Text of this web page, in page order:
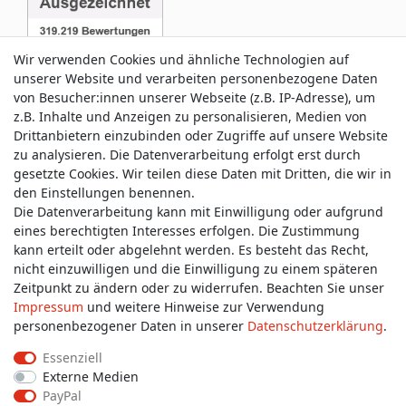
Service & Kontakt
Wünschen Sie einen Rückruf?
service@allmyclothes.de
Schreiben Sie uns:
service@allmyclothes.de
Impressum
Wir verwenden Cookies und ähnliche Technologien auf
unserer Website und verarbeiten personenbezogene Daten
von Besucher:innen unserer Webseite (z.B. IP-Adresse), um
z.B. Inhalte und Anzeigen zu personalisieren, Medien von
Drittanbietern einzubinden oder Zugriffe auf unsere Website
zu analysieren. Die Datenverarbeitung erfolgt erst durch
gesetzte Cookies. Wir teilen diese Daten mit Dritten, die wir in
den Einstellungen benennen.
Die Datenverarbeitung kann mit Einwilligung oder aufgrund
eines berechtigten Interesses erfolgen. Die Zustimmung
kann erteilt oder abgelehnt werden. Es besteht das Recht,
nicht einzuwilligen und die Einwilligung zu einem späteren
Zeitpunkt zu ändern oder zu widerrufen. Beachten Sie unser
Impressum und weitere Hinweise zur Verwendung
personenbezogener Daten in unserer Daten­schutz­erklärung.
Essenziell
Externe Medien
PayPal